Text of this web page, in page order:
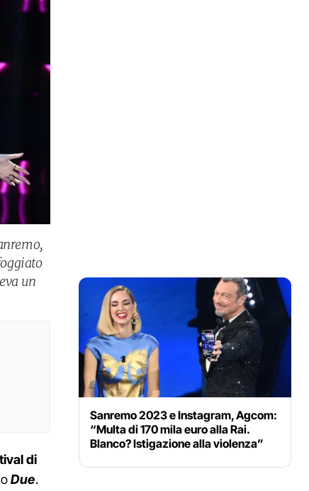
un
di
Due.
Sanremo 2023 e Instagram, Agcom:
“Multa di 170 mila euro alla Rai.
Blanco? Istigazione alla violenza”